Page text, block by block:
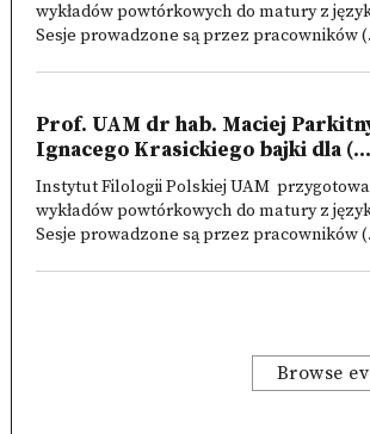
wykładów powtórkowych do matury z
Sesje prowadzone są przez pracowników
Prof. UAM dr hab. Maciej
Ignacego Krasickiego bajki dla
Instytut Filologii Polskiej UAM
wykładów powtórkowych do matury z
Sesje prowadzone są przez pracowników
Browse